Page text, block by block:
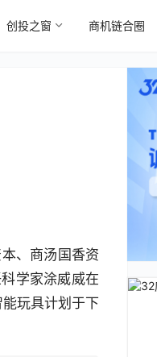
创投之窗 商机链合圈
、商汤国香资
学家涂威威在
玩具计划于下